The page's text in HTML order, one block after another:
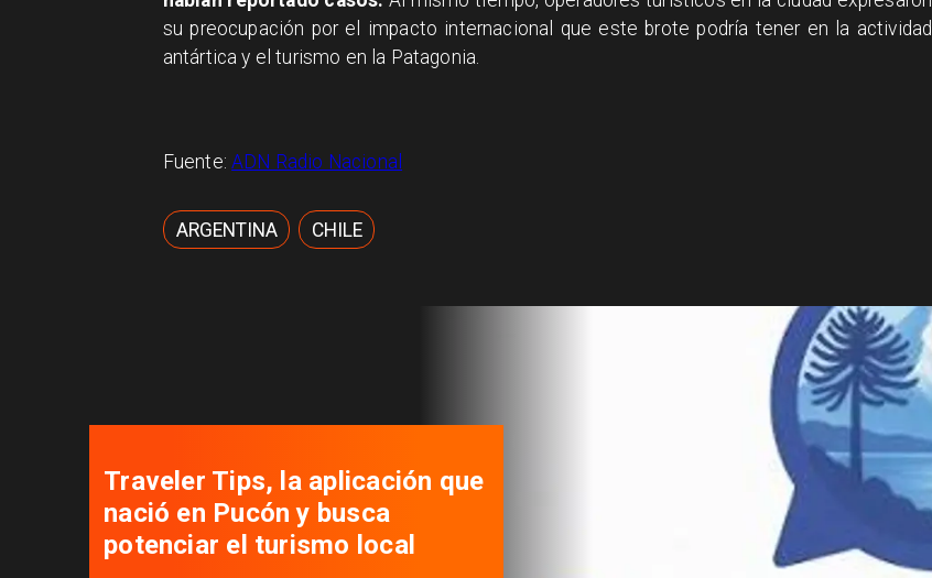
su preocupación por el impacto internacional que este brote podría tener en la actividad
antártica y el turismo en la Patagonia.
Fuente:ADN Radio Nacional
ARGENTINA CHILE
Autoridades se reúnen para
desatar nudos que tienen
paralizados los proyectos de
viviendas sociales